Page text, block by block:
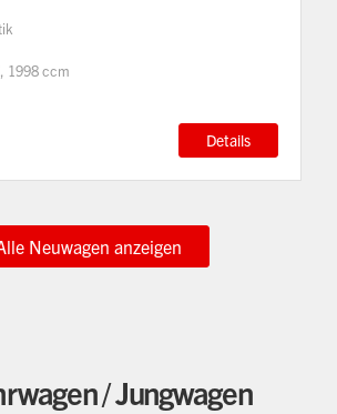
1998 ccm
Details
Neuwagen anzeigen
/ Jungwagen